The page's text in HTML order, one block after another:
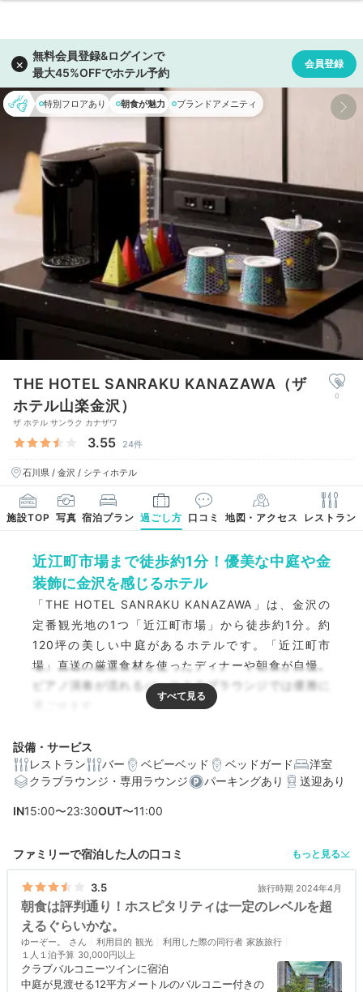
特別フロアあり 朝食が魅力 ブランドアメニティ
THE HOTEL SANRAKU KANAZAWA（ザ
ホテル山楽金沢）
ザ ホテル サンラク カナザワ
3.55 24件
石川県 / 金沢 / シティホテル
0
施設TOP 写真 宿泊プラン 過ごし方 口コミ 地図・アクセス レストラン
近江町市場まで徒歩約1分！優美な中庭や金
装飾に金沢を感じるホテル
「THE HOTEL SANRAKU KANAZAWA」は、金沢の
定番観光地の1つ「近江町市場」から徒歩約1分。約
120坪の美しい中庭があるホテルです。「近江町市
場」直送の厳選食材を使ったディナーや朝食が自慢。
ピアノ演奏が流れるバーやクラブラウンジでは優雅に
編集部おすすめの３つのポイント
クラブラウンジでは特製スイーツや石川の地酒を堪能♡
加賀野菜に金沢おでん、ハントンライスも♪金沢の味を楽
しむ朝食
設備・サービス
レストラン
バー ベビーベッド ベッドガード
洋室
クラブラウンジ・専用ラウンジ
パーキングあり 送迎あり
IN15:00〜23:30OUT〜11:00
ファミリーで宿泊した人の口コミ もっと見る
3.5 旅行時期 2024年4月
朝食は評判通り！ホスピタリティは一定のレベルを超
えるぐらいかな。
ゆーぞー。 利用目的 観光 利用した際の同行者 家族旅行
１人１泊予算 30,000円以上
クラブバルコニーツインに宿泊
中庭が見渡せる12平方メートルのバルコニー付きの